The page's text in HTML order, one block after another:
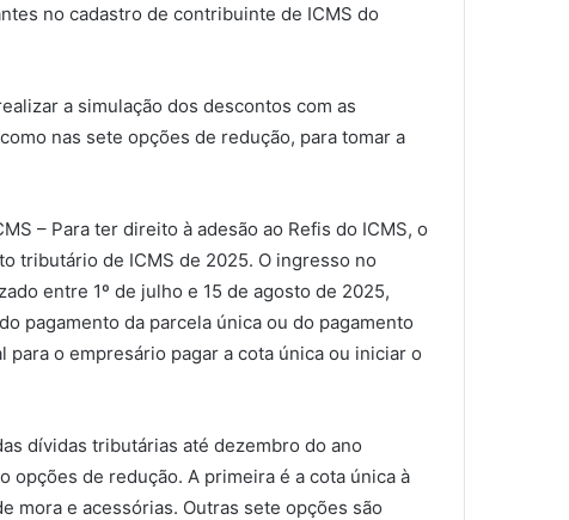
no cadastro de contribuinte de ICMS do
a simulação dos descontos com as
nas sete opções de redução, para tomar a
– Para ter direito à adesão ao Refis do ICMS, o
tributário de ICMS de 2025. O ingresso no
entre 1º de julho e 15 de agosto de 2025,
pagamento da parcela única ou do pagamento
o empresário pagar a cota única ou iniciar o
dívidas tributárias até dezembro do ano
opções de redução. A primeira é a cota única à
mora e acessórias. Outras sete opções são